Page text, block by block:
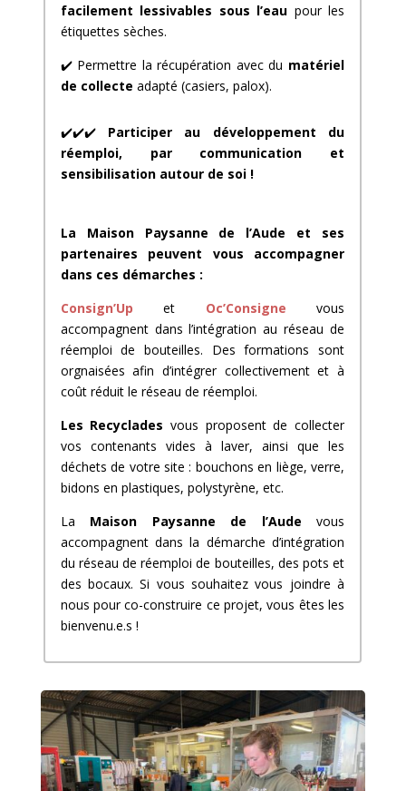
facilement lessivables sous l’eau pour les
étiquettes sèches.
✔️ Permettre la récupération avec du matériel
de collecte adapté (casiers, palox).
✔️✔️✔️ Participer au développement du
réemploi, par communication et
sensibilisation autour de soi !
La Maison Paysanne de l’Aude et ses
partenaires peuvent vous accompagner
dans ces démarches :
Consign’Up
et Oc’Consignevous
accompagnent dans l’intégration au réseau de
réemploi de bouteilles. Des formations sont
orgnaisées afin d’intégrer collectivement et à
coût réduit le réseau de réemploi.
Les Recycladesvous proposent de collecter
vos contenants vides à laver, ainsi que les
déchets de votre site : bouchons en liège, verre,
bidons en plastiques, polystyrène, etc.
La Maison Paysanne de l’Audevous
accompagnent dans la démarche d’intégration
du réseau de réemploi de bouteilles, des pots et
des bocaux. Si vous souhaitez vous joindre à
nous pour co-construire ce projet, vous êtes les
bienvenu.e.s !